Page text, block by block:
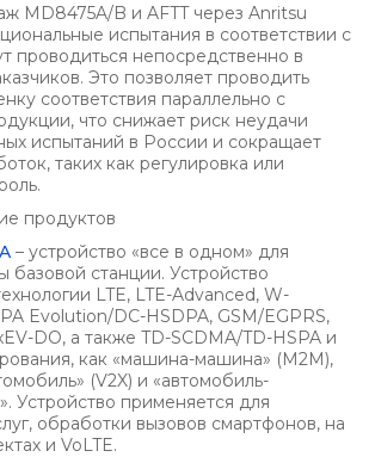
MD8475A/B и AFTT через Anritsu
испытания в соответствии с
проводиться непосредственно в
Это позволяет проводить
соответствия параллельно с
что снижает риск неудачи
испытаний в России и сокращает
таких как регулировка или
продуктов
– устройство «все в одном» для
базовой станции. Устройство
LTE, LTE-Advanced, W-
Evolution/DC-HSDPA, GSM/EGPRS,
DO, а также TD-SCDMA/TD-HSPA и
как «машина-машина» (M2M),
(V2X) и «автомобиль-
Устройство применяется для
обработки вызовов смартфонов, на
и VoLTE.